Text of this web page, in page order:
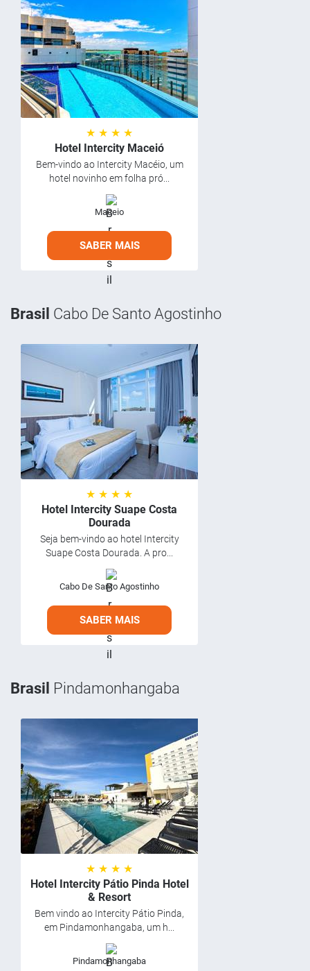
★ ★ ★ ★
Hotel Intercity Maceió
Bem-vindo ao Intercity Macéio, um
hotel novinho em folha pró...
Maceio
SABER MAIS
Brasil Cabo De Santo Agostinho
★ ★ ★ ★
Hotel Intercity Suape Costa
Dourada
Seja bem-vindo ao hotel Intercity
Suape Costa Dourada. A pro...
Cabo De Santo Agostinho
SABER MAIS
Brasil Pindamonhangaba
★ ★ ★ ★
Hotel Intercity Pátio Pinda Hotel
& Resort
Bem vindo ao Intercity Pátio Pinda,
em Pindamonhangaba, um h...
Pindamonhangaba